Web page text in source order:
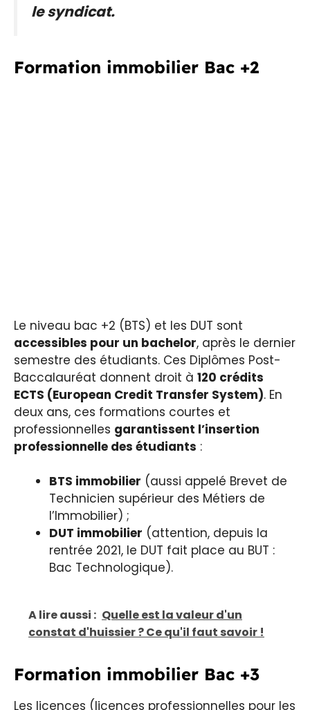
le syndicat.
Formation immobilier Bac +2
Le niveau bac +2 (BTS) et les DUT sont
accessibles pour un bachelor, après le dernier
semestre des étudiants. Ces Diplômes Post-
Baccalauréat donnent droit à 120 crédits
ECTS (European Credit Transfer System). En
deux ans, ces formations courtes et
professionnelles garantissent l’insertion
professionnelle des étudiants :
BTS immobilier (aussi appelé Brevet de
Technicien supérieur des Métiers de
l’Immobilier) ;
DUT immobilier (attention, depuis la
rentrée 2021, le DUT fait place au BUT :
Bac Technologique).
A lire aussi : Quelle est la valeur d'un
constat d'huissier ? Ce qu'il faut savoir !
Formation immobilier Bac +3
Les licences (licences professionnelles pour les